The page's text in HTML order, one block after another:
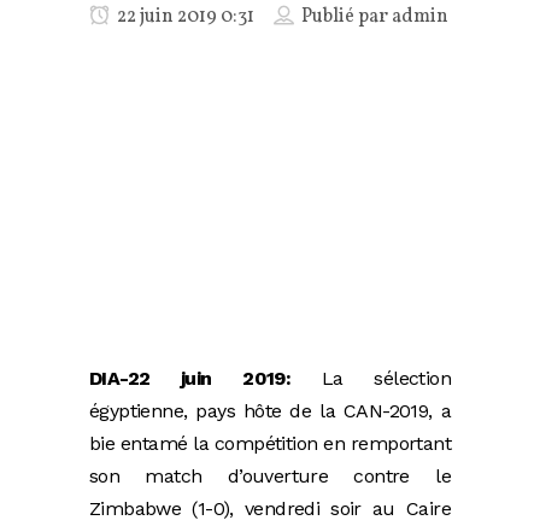
22 juin 2019 0:31 Publié paradmin
DIA-22 juin 2019: La sélection
égyptienne, pays hôte de la CAN-2019, a
bie entamé la compétition en remportant
son match d’ouverture contre le
Zimbabwe (1-0), vendredi soir au Caire